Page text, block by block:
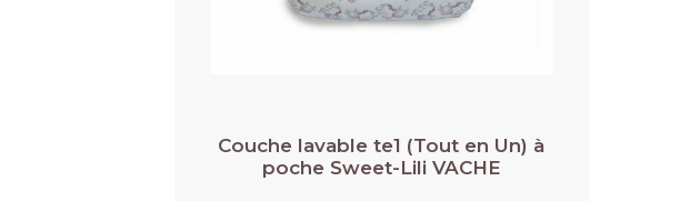
Couche lavable te1 (Tout en Un) à
poche Sweet-Lili VACHE